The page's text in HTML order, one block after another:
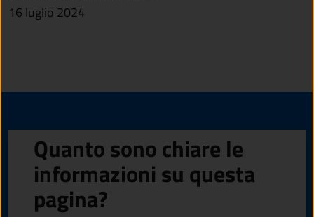
16 luglio 2024
Quanto sono chiare le
informazioni su questa
pagina?